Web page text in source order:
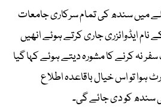
میں سندھ کی تمام سرکاری جامعات
ایڈوائزری جاری کرتے ہوئے انھیں
نہ کرنے کا مشورہ دیتے ہوئے کہا گیا
ہوا تو اس خیال باقاعدہ اطلاع
سندھ کو دی جائے گی۔